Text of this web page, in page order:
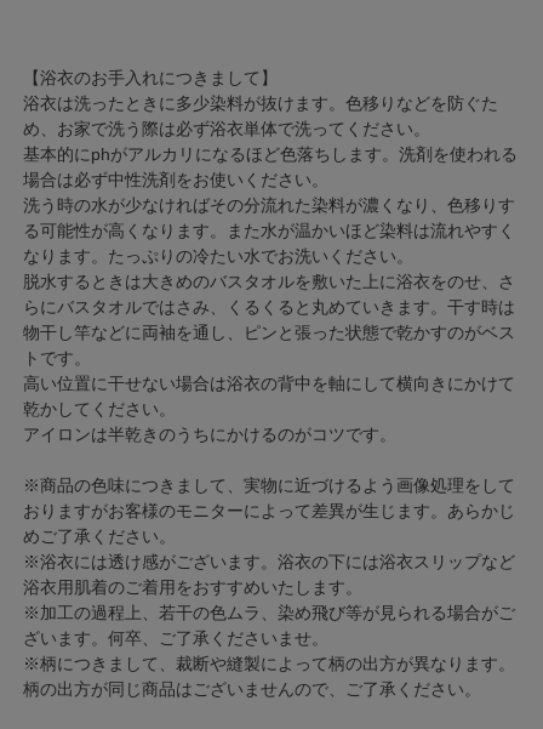
【浴衣のお手入れにつきまして】
浴衣は洗ったときに多少染料が抜けます。色移りなどを防ぐた
め、お家で洗う際は必ず浴衣単体で洗ってください。
基本的にphがアルカリになるほど色落ちします。洗剤を使われる
場合は必ず中性洗剤をお使いください。
洗う時の水が少なければその分流れた染料が濃くなり、色移りす
る可能性が高くなります。また水が温かいほど染料は流れやすく
なります。たっぷりの冷たい水でお洗いください。
脱水するときは大きめのバスタオルを敷いた上に浴衣をのせ、さ
らにバスタオルではさみ、くるくると丸めていきます。干す時は
物干し竿などに両袖を通し、ピンと張った状態で乾かすのがベス
トです。
高い位置に干せない場合は浴衣の背中を軸にして横向きにかけて
乾かしてください。
アイロンは半乾きのうちにかけるのがコツです。
※商品の色味につきまして、実物に近づけるよう画像処理をして
おりますがお客様のモニターによって差異が生じます。あらかじ
めご了承ください。
※浴衣には透け感がございます。浴衣の下には浴衣スリップなど
浴衣用肌着のご着用をおすすめいたします。
※加工の過程上、若干の色ムラ、染め飛び等が見られる場合がご
ざいます。何卒、ご了承くださいませ。
※柄につきまして、裁断や縫製によって柄の出方が異なります。
柄の出方が同じ商品はございませんので、ご了承ください。